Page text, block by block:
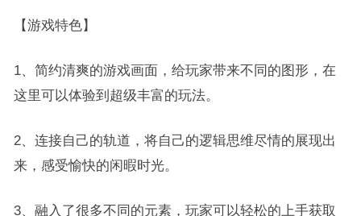
【游戏特色】
1、简约清爽的游戏画面，给玩家带来不同的图形，在
这里可以体验到超级丰富的玩法。
2、连接自己的轨道，将自己的逻辑思维尽情的展现出
来，感受愉快的闲暇时光。
3、融入了很多不同的元素，玩家可以轻松的上手获取